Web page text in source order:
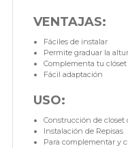
VENTAJAS:
Fáciles de instalar
Permite graduar la
Complementa tu
Fácil adaptación
USO:
Construcción de closet
Instalación de Repisas
Para complementar y